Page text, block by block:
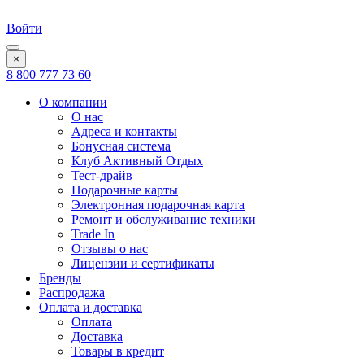
Войти
×
8 800 777 73 60
О компании
О нас
Адреса и контакты
Бонусная система
Клуб Активный Отдых
Тест-драйв
Подарочные карты
Электронная подарочная карта
Ремонт и обслуживание техники
Trade In
Отзывы о нас
Лицензии и сертификаты
Бренды
Распродажа
Оплата и доставка
Оплата
Доставка
Товары в кредит